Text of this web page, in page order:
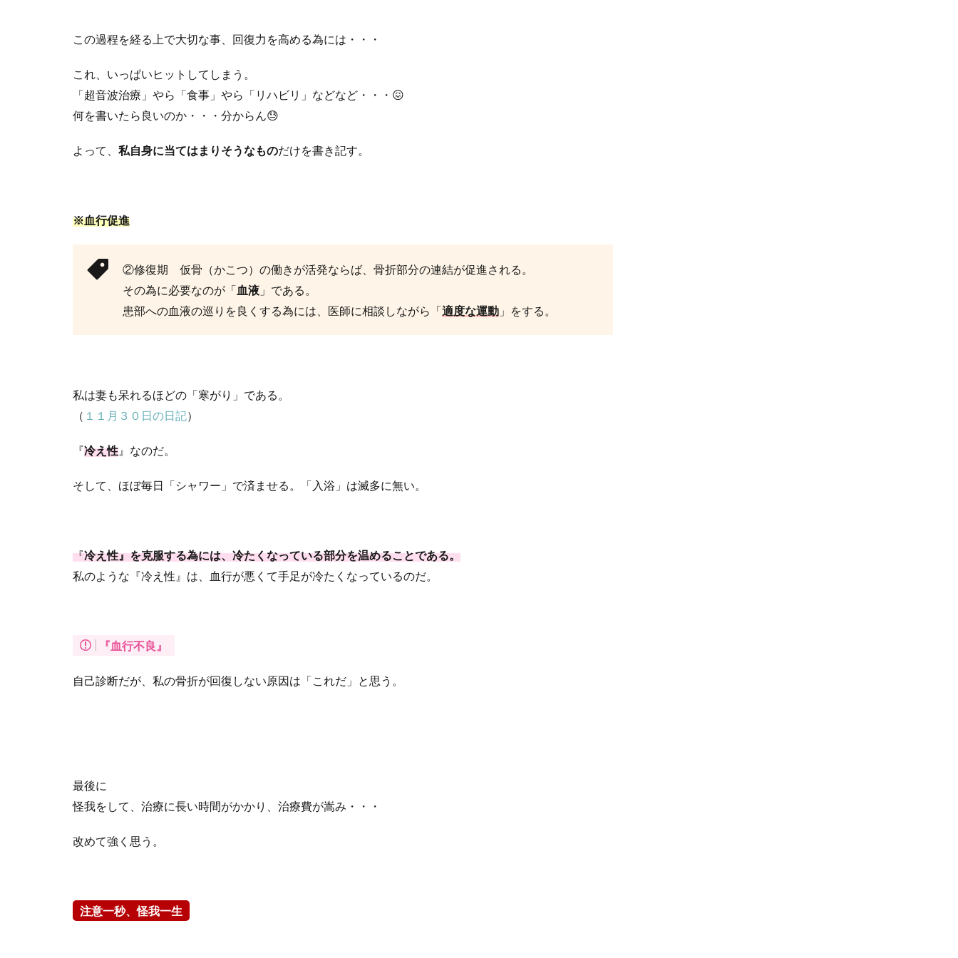
この過程を経る上で大切な事、回復力を高める為には・・・
これ、いっぱいヒットしてしまう。
「超音波治療」やら「食事」やら「リハビリ」などなど・・・ 😖
何を書いたら良いのか・・・分からん😓
よって、 私自身に当てはまりそうなものだけを書き記す。
※血行促進
②修復期 仮骨（かこつ）の働きが活発ならば、骨折部分の連結が促進される。
その為に必要なのが「血液 」である。
患部への血液の巡りを良くする為には、医師に相談しながら「適度な運動 」をする。
私は妻も呆れるほどの「寒がり」である。
（ １１月３０日の日記）
『冷え性 』なのだ。
そして、ほぼ毎日「シャワー」で済ませる。「入浴」は滅多に無い。
『冷え性』を克服する為には、冷たくなっている部分を温めることである。
私のような『冷え性』は、血行が悪くて手足が冷たくなっているのだ。
『血行不良』
自己診断だが、私の骨折が回復しない原因は「これだ」と思う。
最後に
怪我をして、治療に長い時間がかかり、治療費が嵩み・・・
改めて強く思う。
注意一秒、怪我一生